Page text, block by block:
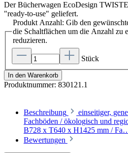
Der Bücherwagen EcoDesign
"ready-to-use" geliefert.
Produkt Anzahl: Gib den
die Schaltflächen um die Anzahl zu
reduzieren.
Stück
In den Warenkorb
Produktnummer: 830121.1
Beschreibung
einseitiger,
Fachböden / ökologisch und
B728 x T640 x H1425 mm /
Bewertungen